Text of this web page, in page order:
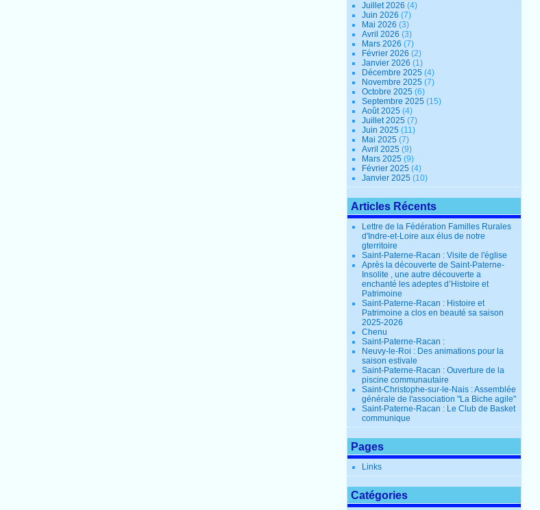
Juillet 2026(4)
Juin 2026(7)
Mai 2026(3)
Avril 2026(3)
Mars 2026(7)
Février 2026(2)
Janvier 2026(1)
Décembre 2025(4)
Novembre 2025(7)
Octobre 2025(6)
Septembre 2025(15)
Août 2025(4)
Juillet 2025(7)
Juin 2025(11)
Mai 2025(7)
Avril 2025(9)
Mars 2025(9)
Février 2025(4)
Janvier 2025(10)
Articles Récents
Lettre de la Fédération Familles Rurales
d'Indre-et-Loire aux élus de notre
gterritoire
Saint-Paterne-Racan : Visite de l'église
Après la découverte de Saint-Paterne-
Insolite , une autre découverte a
enchanté les adeptes d’Histoire et
Patrimoine
Saint-Paterne-Racan : Histoire et
Patrimoine a clos en beauté sa saison
2025-2026
Chenu
Saint-Paterne-Racan :
Neuvy-le-Roi : Des animations pour la
saison estivale
Saint-Paterne-Racan : Ouverture de la
piscine communautaire
Saint-Christophe-sur-le-Nais : Assemblée
générale de l'association "La Biche agile"
Saint-Paterne-Racan : Le Club de Basket
communique
Pages
Links
Catégories